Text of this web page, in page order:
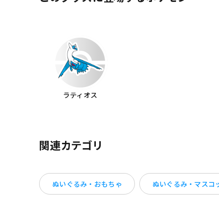
ラティオス
関連カテゴリ
ぬいぐるみ・おもちゃ ぬいぐるみ・マスコ